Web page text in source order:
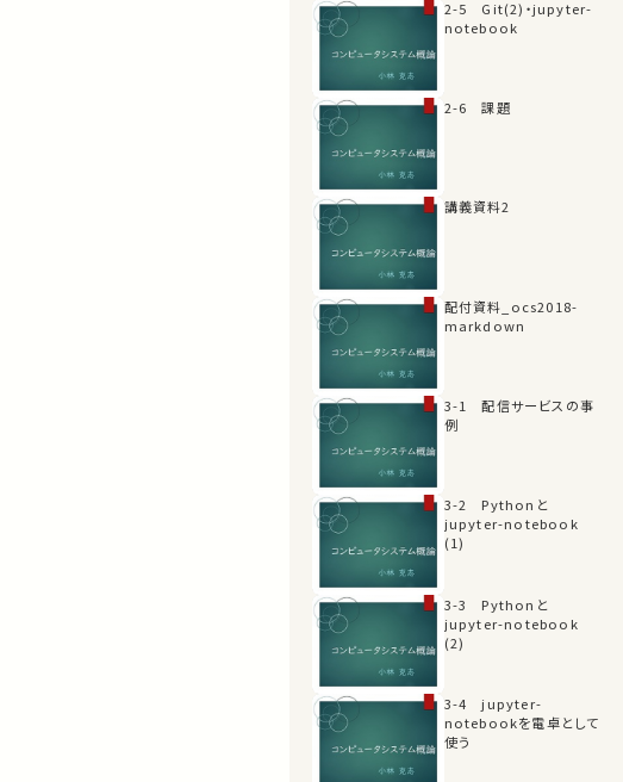
2-5 Git(2)・jupyter-
notebook
2-6 課題
講義資料2
配付資料_ocs2018-
markdown
3-1 配信サービスの事
例
3-2 Pythonと
jupyter-notebook
(1)
3-3 Pythonと
jupyter-notebook
(2)
3-4 jupyter-
notebookを電卓として
使う